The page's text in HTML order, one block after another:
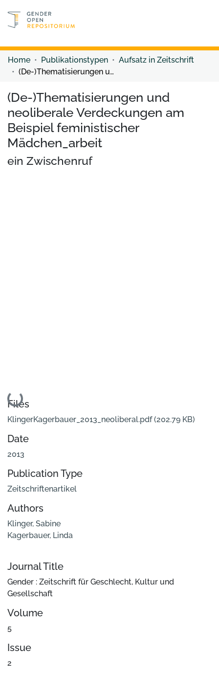
Discover content
Home Publikationstypen
Aufsatz in Zeitschrift
(De-)Thematisierungen und neoliberale Verdeckungen am Beispiel feministischer Mädchen_arbeit
(De-)Thematisierungen und
neoliberale Verdeckungen am
Beispiel feministischer
Mädchen_arbeit
ein Zwischenruf
Loading...
Files
KlingerKagerbauer_2013_neoliberal.pdf(202.79 KB)
Date
2013
Publication Type
Zeitschriftenartikel
Authors
Klinger, Sabine
Kagerbauer, Linda
Journal Title
Gender : Zeitschrift für Geschlecht, Kultur und
Gesellschaft
Volume
5
Issue
2